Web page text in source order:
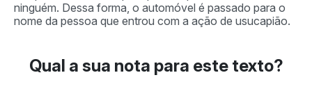
ninguém. Dessa forma, o automóvel é passado para o
nome da pessoa que entrou com a ação de usucapião.
Qual a sua nota para este texto?